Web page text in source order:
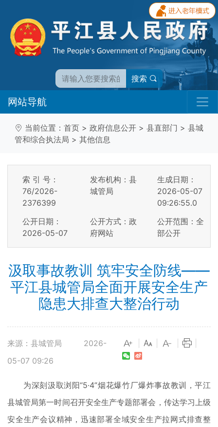
搜索
网站导航
当前位置： 首页 > 政府信息公开 > 县直部门 > 县城
管和综合执法局 > 其他信息
索 引 号：
76/2026-
2376399
发布机构：县
城管局
生成日期：
2026-05-07
09:26:55.0
公开日期：
2026-05-07
公开方式：政
府网站
公开范围：全
部公开
汲取事故教训 筑牢安全防线——
平江县城管局全面开展安全生产
隐患大排查大整治行动
来源：县城管局
2026-
05-07 09:26
为深刻汲取浏阳“5·4”烟花爆竹厂爆炸事故教训，平江
县城管局第一时间召开安全生产专题部署会，传达学习上级
安全生产会议精神，迅速部署全域安全生产拉网式排查整